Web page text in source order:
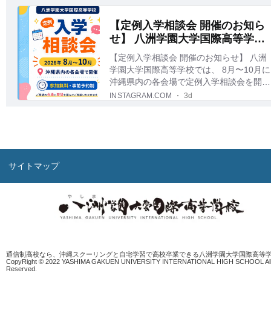
サイトマップ
通信制高校なら、沖縄スクーリングと自宅学習で高校卒業できる八洲学園大学国際高等
CopyRight © 2022 YASHIMA GAKUEN UNIVERSITY INTERNATIONAL HIGH SCHOOL
Reserved.